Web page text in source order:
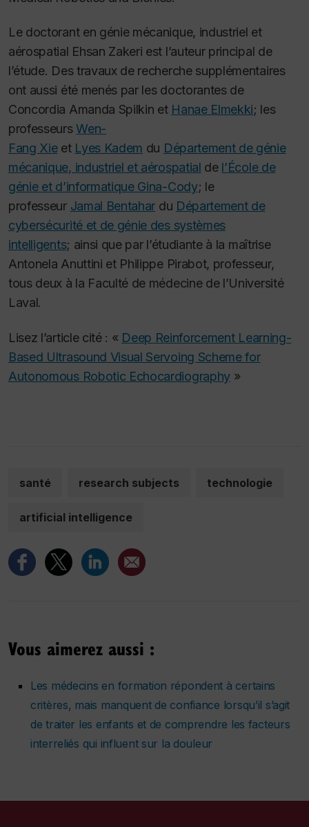
Le doctorant en génie mécanique, industriel et
aérospatial Ehsan Zakeri est l’auteur principal de
l’étude. Des travaux de recherche supplémentaires
ont aussi été menés par les doctorantes de
Concordia Amanda Spilkin et Hanae Elmekki; les
professeursWen-
Fang Xieet Lyes Kadem du Département de génie
mécanique, industriel et aérospatial de l’École de
génie et d’informatique Gina-Cody; le
professeur Jamal Bentahar du Département de
cybersécurité et de génie des systèmes
intelligents; ainsi que par l’étudiante à la maîtrise
Antonela Anuttini et Philippe Pirabot, professeur,
tous deux à la Faculté de médecine de l’Université
Laval.
Lisez l’article cité : « Deep Reinforcement Learning-
Based Ultrasound Visual Servoing Scheme for
Autonomous Robotic Echocardiography»
santé research subjects technologie
artificial intelligence
Vous aimerez aussi :
Les médecins en formation répondent à certains
critères, mais manquent de confiance lorsqu’il s’agit
de traiter les enfants et de comprendre les facteurs
interreliés qui influent sur la douleur